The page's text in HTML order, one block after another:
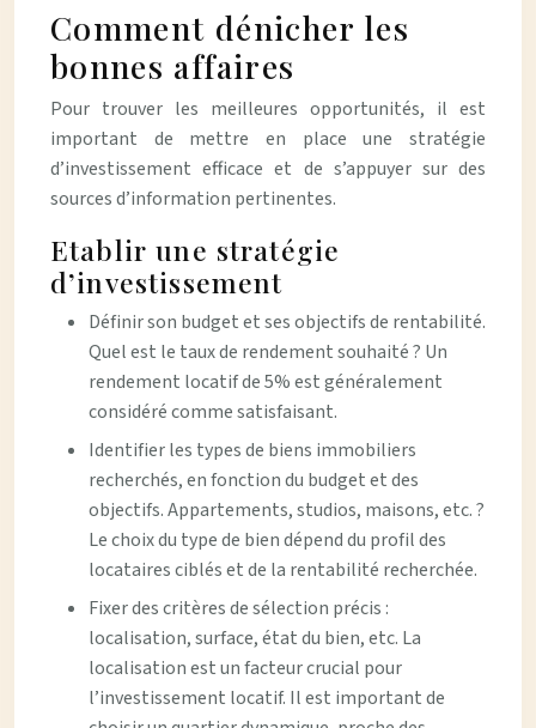
Comment dénicher les
bonnes affaires
Pour trouver les meilleures opportunités, il est
important de mettre en place une stratégie
d’investissement efficace et de s’appuyer sur des
sources d’information pertinentes.
Etablir une stratégie
d’investissement
Définir son budget et ses objectifs de rentabilité.
Quel est le taux de rendement souhaité ? Un
rendement locatif de 5% est généralement
considéré comme satisfaisant.
Identifier les types de biens immobiliers
recherchés, en fonction du budget et des
objectifs. Appartements, studios, maisons, etc. ?
Le choix du type de bien dépend du profil des
locataires ciblés et de la rentabilité recherchée.
Fixer des critères de sélection précis :
localisation, surface, état du bien, etc. La
localisation est un facteur crucial pour
l’investissement locatif. Il est important de